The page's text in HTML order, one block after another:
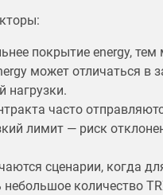
покрытие energy,
может отличаться в
нагрузки.
часто
лимит — риск
сценарии, когда
количество